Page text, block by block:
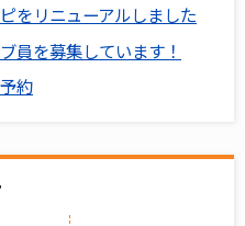
をリニューアルしました
員を募集しています！
約